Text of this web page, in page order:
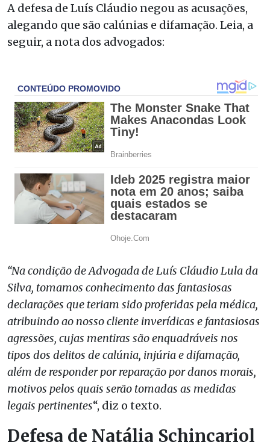
A defesa de Luís Cláudio negou as acusações,
alegando que são calúnias e difamação. Leia, a
seguir, a nota dos advogados:
“Na condição de Advogada de Luís Cláudio Lula da
Silva, tomamos conhecimento das fantasiosas
declarações que teriam sido proferidas pela médica,
atribuindo ao nosso cliente inverídicas e fantasiosas
agressões, cujas mentiras são enquadráveis nos
tipos dos delitos de calúnia, injúria e difamação,
além de responder por reparação por danos morais,
motivos pelos quais serão tomadas as medidas
legais pertinentes“, diz o texto.
Defesa de Natália Schincariol